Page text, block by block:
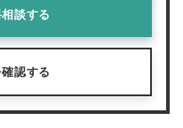
談する
認する